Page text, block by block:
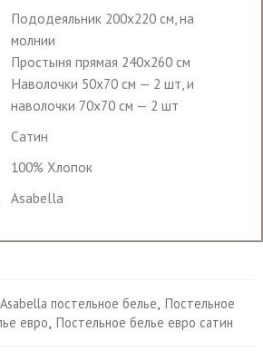
Пододеяльник 200х220 см, на
молнии
Простыня прямая 240х260 см
Наволочки 50х70 см — 2 шт, и
наволочки 70х70 см — 2 шт
Сатин
100% Хлопок
Asabella
Asabella постельное белье, Постельное
евро, Постельное белье евро сатин